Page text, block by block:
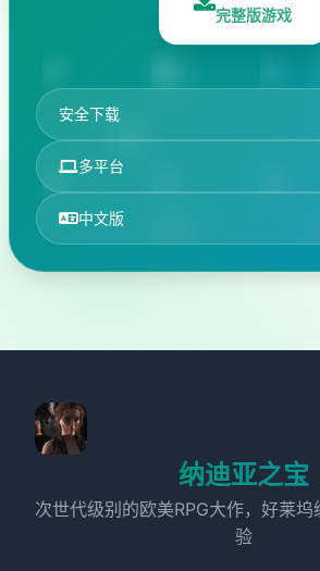
完整版游戏
安全下载
多平台
中文版
纳迪亚之宝
次世代级别的欧美RPG大作，好莱
验